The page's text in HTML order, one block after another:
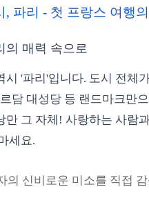
, 파리 - 첫 프랑스 여행
매력 속으로
시 '파리'입니다. 도시 전체
담 대성당 등 랜드마크만
만 그 자체! 사랑하는 사람
세요.
의 신비로운 미소를 직접